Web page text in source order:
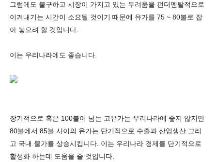
그럼에도 불구하고 시장이 가지고 있는 두려움을 펀더멘탈적으로
이겨내기는 시간이 소요될 것이기 때문에 유가를 75 ~ 80불로 잡
아 놓으려 할 것입니다.
이는 우리나라에도 좋습니다.
장기적으로 혹은 100불이 넘는 고유가는 우리나라에 좋지 않지만
80불에서 85불 사이의 유가는 단기적으로 수출과 산업생산 그리
고 국내 물가를 상승시킵니다. 이는 우리나라 경제를 단기적으로
활성화 하는데 도움을 줄 것입니다.